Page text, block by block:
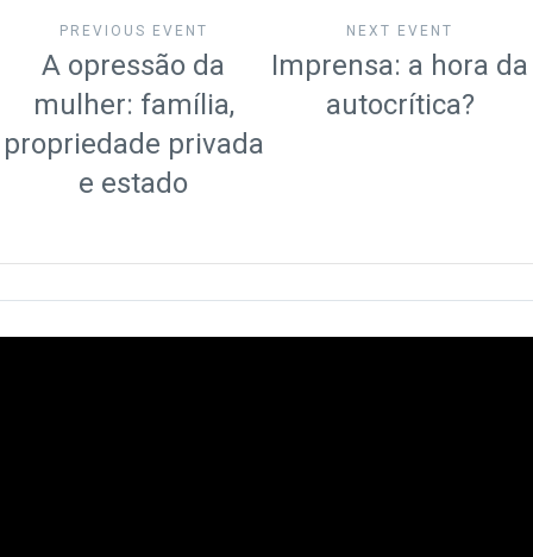
PREVIOUS EVENT
A opressão da
mulher: família,
propriedade privada
e estado
NEXT EVENT
Imprensa: a hora da
autocrítica?